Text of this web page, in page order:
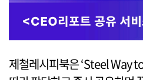
제철레시피북은 ‘Steel Way